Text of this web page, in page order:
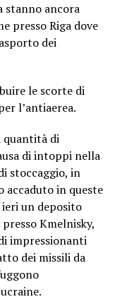
ancora
presso Riga dove
dei
le scorte di
l’antiaerea.
quantità di
di intoppi nella
stoccaggio, in
accaduto in queste
un deposito
Kmelnisky,
impressionanti
dei missili da